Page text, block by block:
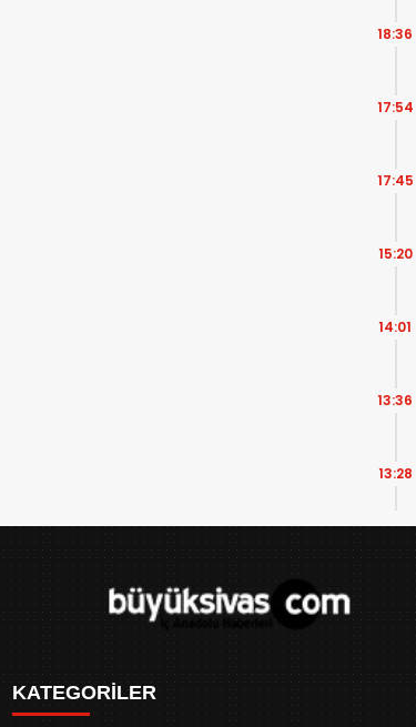
18:36
17:54
17:45
15:20
14:01
13:36
13:28
KATEGORİLER